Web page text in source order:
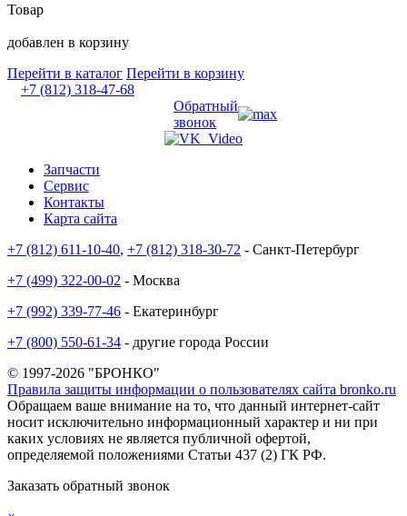
Товар
добавлен в корзину
Перейти в каталог Перейти в корзину
+7 (812) 318-47-68
Обратный
звонок
Запчасти
Сервис
Контакты
Карта сайта
+7 (812) 611-10-40, +7 (812) 318-30-72 - Санкт-Петербург
+7 (499) 322-00-02 - Москва
+7 (992) 339-77-46 - Екатеринбург
+7 (800) 550-61-34 - другие города России
© 1997-2026 "БРОНКО"
Правила защиты информации о пользователях сайта bronko.ru
Обращаем ваше внимание на то, что данный интернет-сайт
носит исключительно информационный характер и ни при
каких условиях не является публичной офертой,
определяемой положениями Статьи 437 (2) ГК РФ.
Заказать обратный звонок